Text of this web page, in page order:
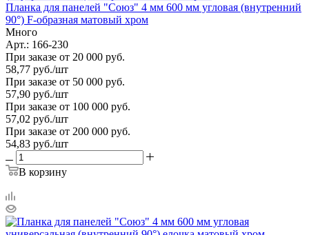
Планка для панелей "Союз" 4 мм 600 мм угловая (внутренний
90°) F-образная матовый хром
Много
Арт.: 166-230
При заказе от 20 000 руб.
58,77 руб./шт
При заказе от 50 000 руб.
57,90 руб./шт
При заказе от 100 000 руб.
57,02 руб./шт
При заказе от 200 000 руб.
54,83 руб./шт
В корзину